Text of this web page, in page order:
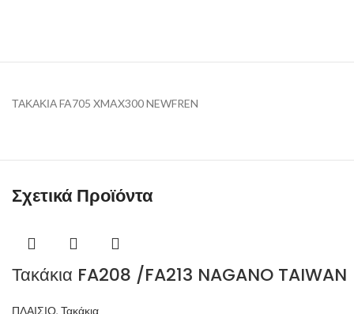
ΤΑΚΑΚΙΑ FA705 XMAX300 NEWFREN
Σχετικά Προϊόντα
Τακάκια FA208 /FA213 NAGANO TAIWAN
ΠΛΑΙΣΙΟ, Τακάκια